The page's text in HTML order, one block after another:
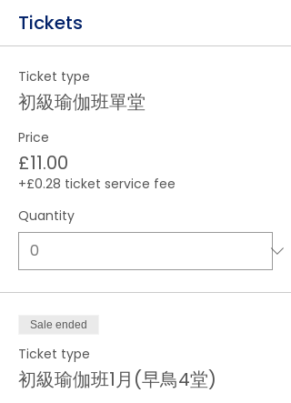
Tickets
Ticket type
初級瑜伽班單堂
Price
£11.00
+£0.28 ticket service fee
Quantity
Sale ended
Ticket type
初級瑜伽班1月(早鳥4堂)